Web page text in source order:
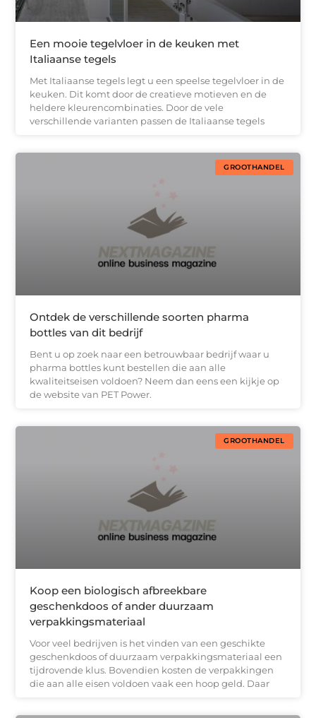
Een mooie tegelvloer in de keuken met
Italiaanse tegels
Met Italiaanse tegels legt u een speelse tegelvloer in de
keuken. Dit komt door de creatieve motieven en de
heldere kleurencombinaties. Door de vele
verschillende varianten passen de Italiaanse tegels
GROOTHANDEL
Ontdek de verschillende soorten pharma
bottles van dit bedrijf
Bent u op zoek naar een betrouwbaar bedrijf waar u
pharma bottles kunt bestellen die aan alle
kwaliteitseisen voldoen? Neem dan eens een kijkje op
de website van PET Power.
GROOTHANDEL
Koop een biologisch afbreekbare
geschenkdoos of ander duurzaam
verpakkingsmateriaal
Voor veel bedrijven is het vinden van een geschikte
geschenkdoos of duurzaam verpakkingsmateriaal een
tijdrovende klus. Bovendien kosten de verpakkingen
die aan alle eisen voldoen vaak een hoop geld. Daar